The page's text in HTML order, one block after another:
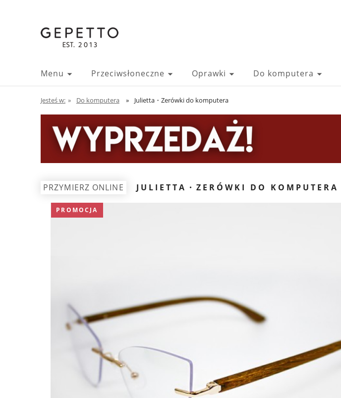
Menu Przeciwsłoneczne Oprawki Do komputera
Jesteś w: » Do komputera » Julietta・Zerówki do komputera
PRZYMIERZ ONLINE JULIETTA・ZERÓWKI DO KOMPUTERA
PROMOCJA